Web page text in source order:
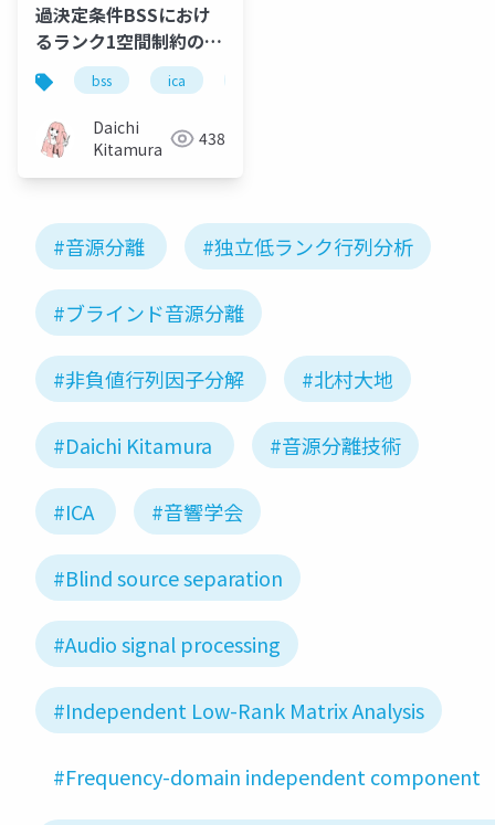
過決定条件BSSにおけ
るランク1空間制約の緩
和 Relaxation of
rank-1 spatial model
in overdetermined
BSS
bss ica
Daichi
Kitamura
438
#音源分離 #独立低ランク行列分析
#ブラインド音源分離
#非負値行列因子分解 #北村大地
#Daichi Kitamura #音源分離技術
#ICA #音響学会
#Blind source separation
#Audio signal processing
#Independent Low-Rank Matrix Analysis
#Frequency-domain independent component